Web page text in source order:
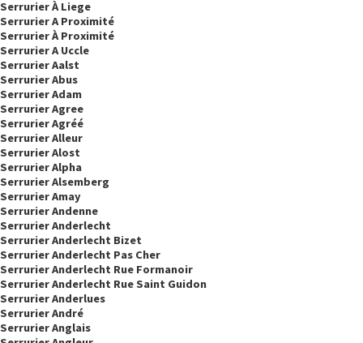
Serrurier À Liege
Serrurier A Proximité
Serrurier À Proximité
Serrurier A Uccle
Serrurier Aalst
Serrurier Abus
Serrurier Adam
Serrurier Agree
Serrurier Agréé
Serrurier Alleur
Serrurier Alost
Serrurier Alpha
Serrurier Alsemberg
Serrurier Amay
Serrurier Andenne
Serrurier Anderlecht
Serrurier Anderlecht Bizet
Serrurier Anderlecht Pas Cher
Serrurier Anderlecht Rue Formanoir
Serrurier Anderlecht Rue Saint Guidon
Serrurier Anderlues
Serrurier André
Serrurier Anglais